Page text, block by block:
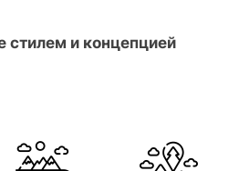
стилем и концепцией